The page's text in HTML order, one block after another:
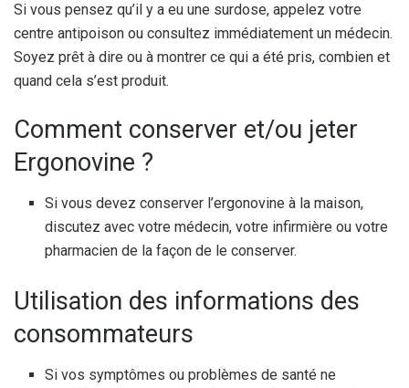
Si vous pensez qu’il y a eu une surdose, appelez votre
centre antipoison ou consultez immédiatement un médecin.
Soyez prêt à dire ou à montrer ce qui a été pris, combien et
quand cela s’est produit.
Comment conserver et/ou jeter
Ergonovine ?
Si vous devez conserver l’ergonovine à la maison,
discutez avec votre médecin, votre infirmière ou votre
pharmacien de la façon de le conserver.
Utilisation des informations des
consommateurs
Si vos symptômes ou problèmes de santé ne